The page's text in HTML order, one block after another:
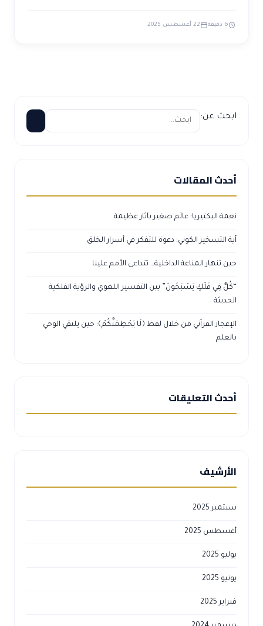
6 دقيقة 22 أغسطس 2025
ابحث عن:
أحدث المقالات
نعمة البكتيريا: عالَم صغير بآثار عظيمة
آية التسخير الكوني: دعوة للتفكر في أسرار الخلق
حين تنهار المناعة الداخلية… تتداعى الأمم علينا
“كُلٌّ فِي فَلَكٍ يَسْبَحُونَ” بين التفسير اللغوي والرؤية الفلكية
الحديثة
الإعجاز القرآني من خلال لفظ ﴿لَا يَحْطِمَنَّكُمْ﴾: حين يلتقي الوحي
بالعلم
أحدث التعليقات
الأرشيف
سبتمبر 2025
أغسطس 2025
يوليو 2025
يونيو 2025
فبراير 2025